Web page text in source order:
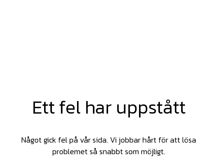
Ett fel har uppstått
Något gick fel på vår sida. Vi jobbar hårt för att lösa
problemet så snabbt som möjligt.